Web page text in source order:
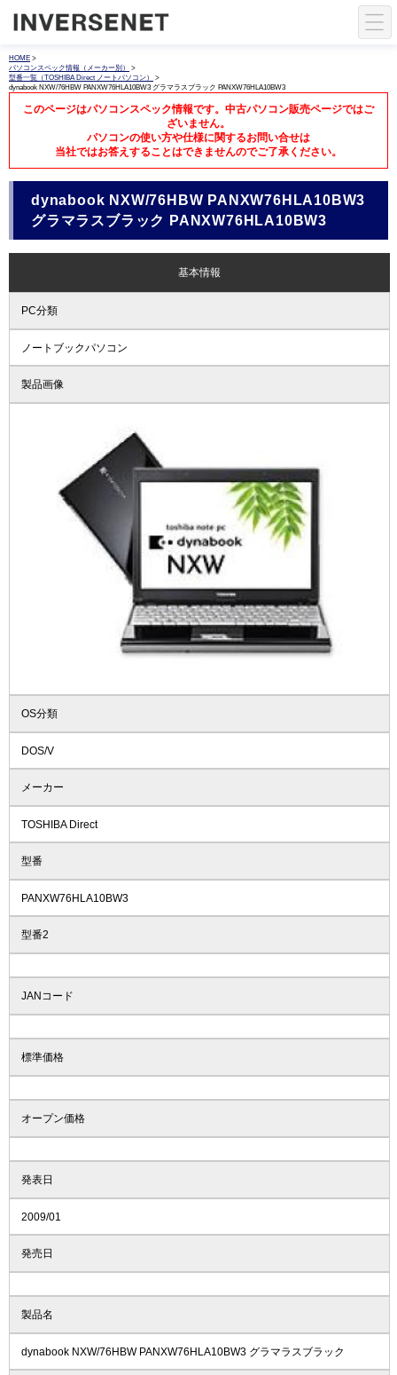
HOME >
パソコンスペック情報（メーカー別）
>
型番一覧（TOSHIBA Direct ノートパソコン）
>
dynabook NXW/76HBW PANXW76HLA10BW3 グラマラスブラック PANXW76HLA10BW3
このページはパソコンスペック情報です。中古パソコン販売ページではご
ざいません。
パソコンの使い方や仕様に関するお問い合せは
当社ではお答えすることはできませんのでご了承ください。
dynabook NXW/76HBW PANXW76HLA10BW3
グラマラスブラック PANXW76HLA10BW3
基本情報
PC分類
ノートブックパソコン
製品画像
OS分類
DOS/V
メーカー
TOSHIBA Direct
型番
PANXW76HLA10BW3
型番2
JANコード
標準価格
オープン価格
発表日
2009/01
発売日
製品名
dynabook NXW/76HBW PANXW76HLA10BW3 グラマラスブラック